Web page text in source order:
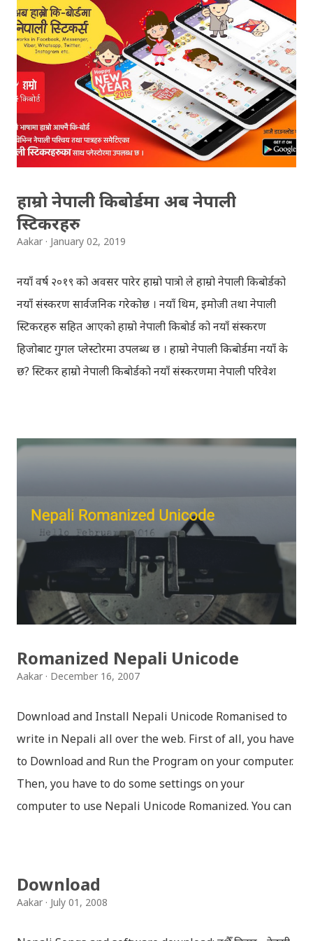
if you want to see your results with marks then, you
can follow THT (symbol no. and birth date required).
Download SLC Result 2066/2067 (2009-2010) :
REGULAR: EXEMPTED: Distinction --------------- First
division First division Second Division Second
Division Third Division Third Division Withheld
Withheld ...
हाम्रो नेपाली किबोर्डमा अब नेपाली
स्टिकरहरु
Aakar January 02, 2019
नयाँ वर्ष २०१९ को अवसर पारेर हाम्रो पात्रो ले हाम्रो नेपाली किबोर्डको
नयाँ संस्करण सार्वजनिक गरेकोछ । नयाँ थिम, इमोजी तथा नेपाली
स्टिकरहरु सहित आएको हाम्रो नेपाली किबोर्ड को नयाँ संस्करण
हिजोबाट गुगल प्लेस्टोरमा उपलब्ध छ । हाम्रो नेपाली किबोर्डमा नयाँ के
छ? स्टिकर हाम्रो नेपाली किबोर्डको नयाँ संस्करणमा नेपाली परिवेश
इन्स्टाग्राम आदि जुनसुकै एप्लिकेशनमा पनि प्रयोग गर्न मिल्ने यी नेपाली
मैचासमेत गरी आठ किसिमका स्टिकरहरु समावेश गरिएकोछ । हाम्रो
नेपाली किबोर्डको इमोजी खण्डमा गएर यी स्टिकरहरु प्रयोग गर्न
सकिन्छ । थिम हाम्रो नेपाली किबोर्डको यस संस्करणमा नयाँ किबोर्ड
थिम पनि थपिएको छ । हाम्रो नेपाली किबोर्डको सेटिङमा गएर आफूलाई
मन पर्ने थिम छान्न सकिन्छ । डार्क तथा लाइट गरेर हाललाई दुई
डिजाइनमा किबोर्ड थिम उपलब्ध छ । चलनचल्तिको “ब...
Romanized Nepali Unicode
Aakar December 16, 2007
Download and Install Nepali Unicode Romanised to
write in Nepali all over the web. First of all, you have
to Download and Run the Program on your computer.
Then, you have to do some settings on your
computer to use Nepali Unicode Romanized. You can
Install: Run setup file; Go to control Panel; Open
Download
Aakar July 01, 2008